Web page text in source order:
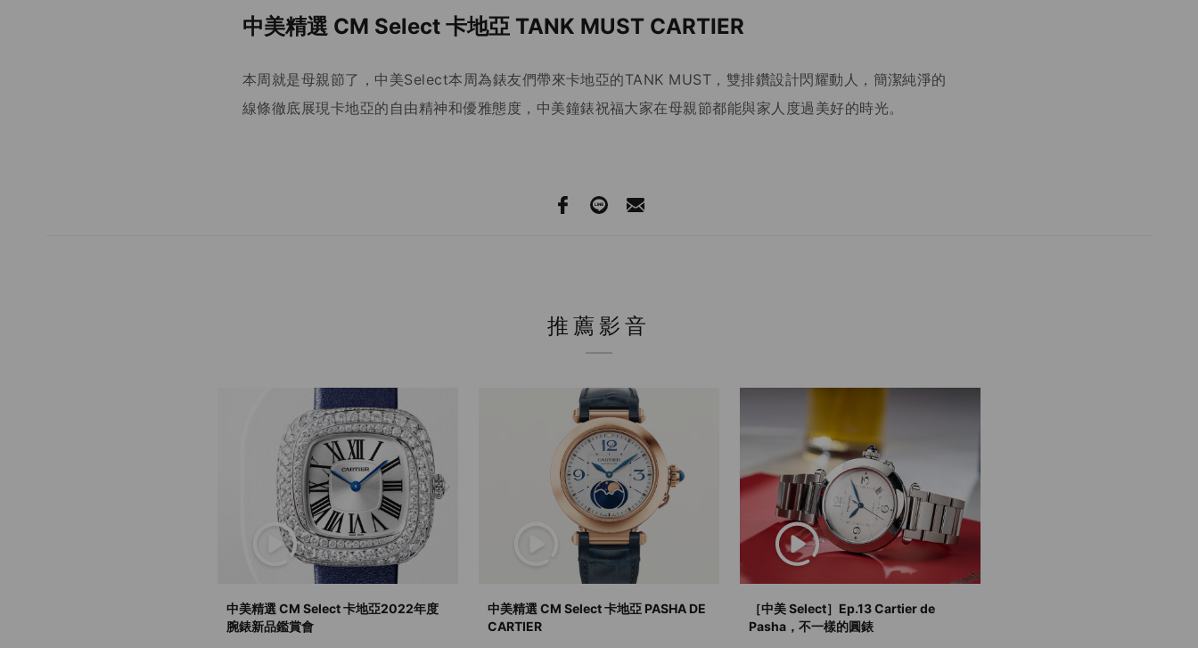
中美精選 CM Select 卡地亞 TANK MUST CARTIER
本周就是母親節了，中美Select本周為錶友們帶來卡地亞的TANK MUST，雙排鑽設計閃耀動人，簡潔純淨的
線條徹底展現卡地亞的自由精神和優雅態度，中美鐘錶祝福大家在母親節都能與家人度過美好的時光。
推薦影音
中美精選 CM Select 卡地亞2022年度
腕錶新品鑑賞會
中美精選 CM Select 卡地亞 PASHA DE
CARTIER
［中美 Select］Ep.13 Cartier de
Pasha，不一樣的圓錶